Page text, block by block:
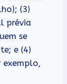
(3)
prévia
se
e (4)
exemplo,